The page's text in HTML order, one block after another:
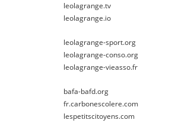
leolagrange.tv
leolagrange.io
leolagrange-sport.org
leolagrange-conso.org
leolagrange-vieasso.fr
bafa-bafd.org
fr.carbonescolere.com
lespetitscitoyens.com